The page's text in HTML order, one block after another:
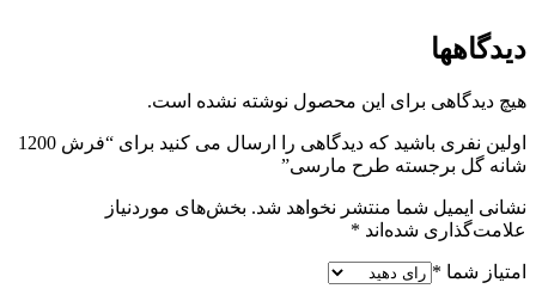
دیدگاهها
هیچ دیدگاهی برای این محصول نوشته نشده است.
اولین نفری باشید که دیدگاهی را ارسال می کنید برای “فرش 1200
شانه گل برجسته طرح مارسی”
نشانی ایمیل شما منتشر نخواهد شد. بخش‌های موردنیاز
علامت‌گذاری شده‌اند *
امتیاز شما *